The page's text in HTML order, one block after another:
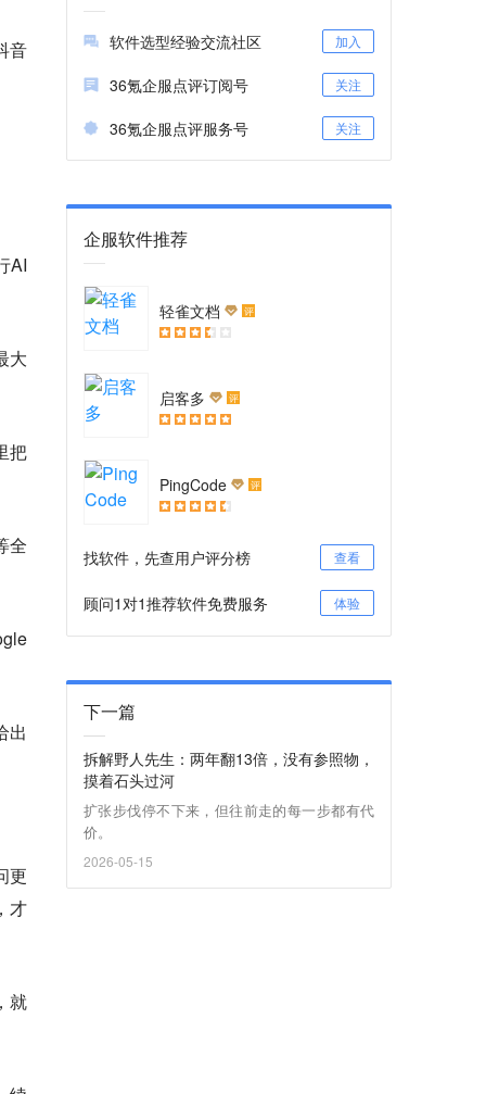
音
AI
大
把
全
出
更
才
就
软件选型经验交流社区 加入
36氪企服点评订阅号 关注
36氪企服点评服务号 关注
企服软件推荐
轻雀文档 评
启客多 评
PingCode 评
找软件，先查用户评分榜 查看
顾问1对1推荐软件免费服务 体验
下一篇
拆解野人先生：两年翻13倍，没有参照物，
摸着石头过河
扩张步伐停不下来，但往前走的每一步都有代
价。
2026-05-15